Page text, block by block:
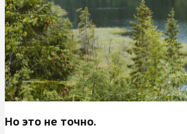
Но это не точно.